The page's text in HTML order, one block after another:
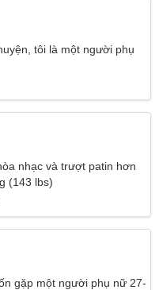
tôi là một người phụ
nhạc và trượt patin hơn
(143 lbs)
gặp một người phụ nữ 27-